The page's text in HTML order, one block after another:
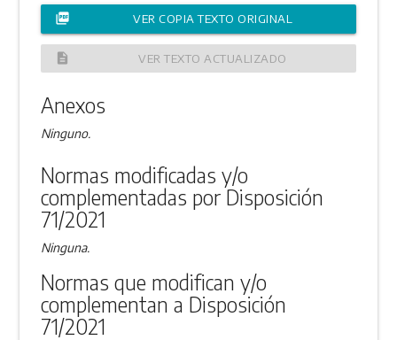
picture_as_pdf VER COPIA TEXTO ORIGINAL
description VER TEXTO ACTUALIZADO
Anexos
Ninguno.
Normas modificadas y/o
complementadas por Disposición
71/2021
Ninguna.
Normas que modifican y/o
complementan a Disposición
71/2021